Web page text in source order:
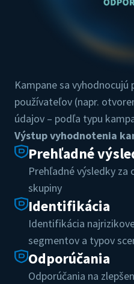
Kampane sa
používateľov (napr.
údajov – podľa typu
Výstup vyhodnotenia
Prehľadné
Prehľadné výsledky
skupiny
Identifikácia
Identifikácia
segmentov a typov
Odporúčania
Odporúčania na